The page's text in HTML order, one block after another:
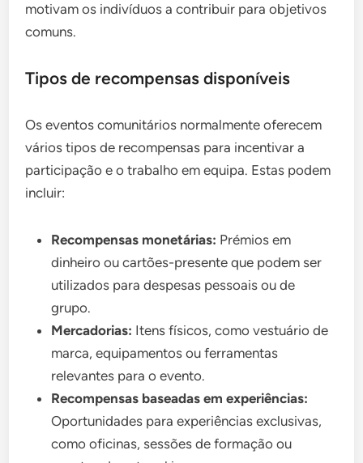
motivam os indivíduos a contribuir para objetivos
comuns.
Tipos de recompensas disponíveis
Os eventos comunitários normalmente oferecem
vários tipos de recompensas para incentivar a
participação e o trabalho em equipa. Estas podem
incluir:
Recompensas monetárias: Prémios em
dinheiro ou cartões-presente que podem ser
utilizados para despesas pessoais ou de
grupo.
Mercadorias: Itens físicos, como vestuário de
marca, equipamentos ou ferramentas
relevantes para o evento.
Recompensas baseadas em experiências:
Oportunidades para experiências exclusivas,
como oficinas, sessões de formação ou